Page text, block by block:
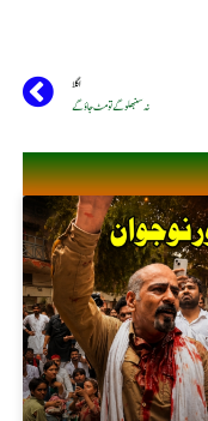
اگلا
نہ سنبھلو گے تو مٹ جاؤ گے